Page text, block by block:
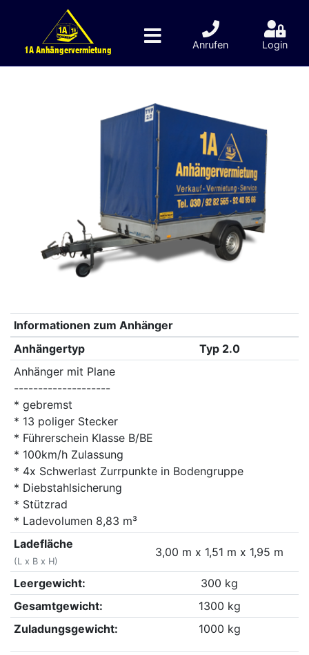
1A Anhängervermietung Anrufen Login
Informationen zum Anhänger
Anhängertyp
Typ 2.0
Anhänger mit Plane
--------------------
* gebremst
* 13 poliger Stecker
* Führerschein Klasse B/BE
* 100km/h Zulassung
* 4x Schwerlast Zurrpunkte in Bodengruppe
* Diebstahlsicherung
* Stützrad
* Ladevolumen 8,83 m³
Ladefläche
(L x B x H)
3,00 m x 1,51 m x 1,95 m
Leergewicht:
300 kg
Gesamtgewicht:
1300 kg
Zuladungsgewicht:
1000 kg